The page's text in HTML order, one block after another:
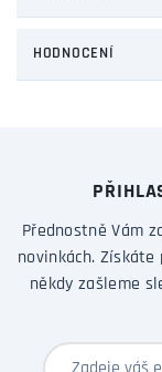
HODNOCENÍ
Přednostně Vám
novinkách.
někdy zašleme